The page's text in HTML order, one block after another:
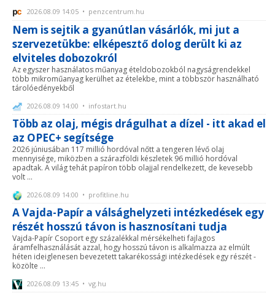
2026.08.09 14:05 • penzcentrum.hu
Nem is sejtik a gyanútlan vásárlók, mi jut a
szervezetükbe: elképesztő dolog derült ki az
elviteles dobozokról
Az egyszer használatos műanyag ételdobozokból nagyságrendekkel
több mikroműanyag kerülhet az ételekbe, mint a többször használható
tárolóedényekből
2026.08.09 14:00 • infostart.hu
Több az olaj, mégis drágulhat a dízel - itt akad el
az OPEC+ segítsége
2026 júniusában 117 millió hordóval nőtt a tengeren lévő olaj
mennyisége, miközben a szárazföldi készletek 96 millió hordóval
apadtak. A világ tehát papíron több olajjal rendelkezett, de kevesebb
volt ...
2026.08.09 14:00 • profitline.hu
A Vajda-Papír a válsághelyzeti intézkedések egy
részét hosszú távon is hasznosítani tudja
Vajda-Papír Csoport egy százalékkal mérsékelheti fajlagos
áramfelhasználását azzal, hogy hosszú távon is alkalmazza az elmúlt
héten ideiglenesen bevezetett takarékossági intézkedések egy részét -
közölte ...
2026.08.09 13:45 • vg.hu